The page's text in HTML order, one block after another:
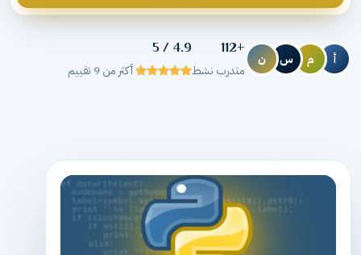
م س ن +112
متدرب نشط
4.9 / 5
أكثر من 9 تقييم